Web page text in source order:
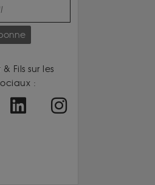
Fils sur les
: